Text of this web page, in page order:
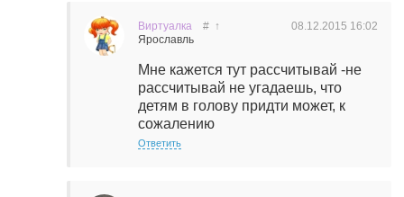
Виртуалка
Ярославль
08.12.2015 16:02
# ↑
Мне кажется тут рассчитывай -не
рассчитывай не угадаешь, что
детям в голову придти может, к
сожалению
Ответить